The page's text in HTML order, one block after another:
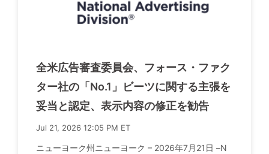
全米広告審査委員会、フォース・ファク
ター社の「No.1」ビーツに関する主張を
妥当と認定、表示内容の修正を勧告
Jul 21, 2026 12:05 PM ET
ニューヨーク州ニューヨーク – 2026年7月21日 –N